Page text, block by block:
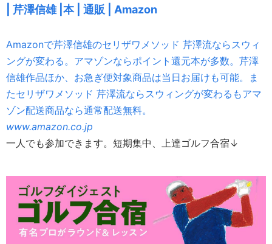
| 芹澤信雄 |本 | 通販 | Amazon
Amazonで芹澤信雄のセリザワメソッド 芹澤流ならスウィ
ングが変わる。アマゾンならポイント還元本が多数。芹澤
信雄作品ほか、お急ぎ便対象商品は当日お届けも可能。ま
たセリザワメソッド 芹澤流ならスウィングが変わるもアマ
ゾン配送商品なら通常配送無料。
www.amazon.co.jp
一人でも参加できます。短期集中、上達ゴルフ合宿↓